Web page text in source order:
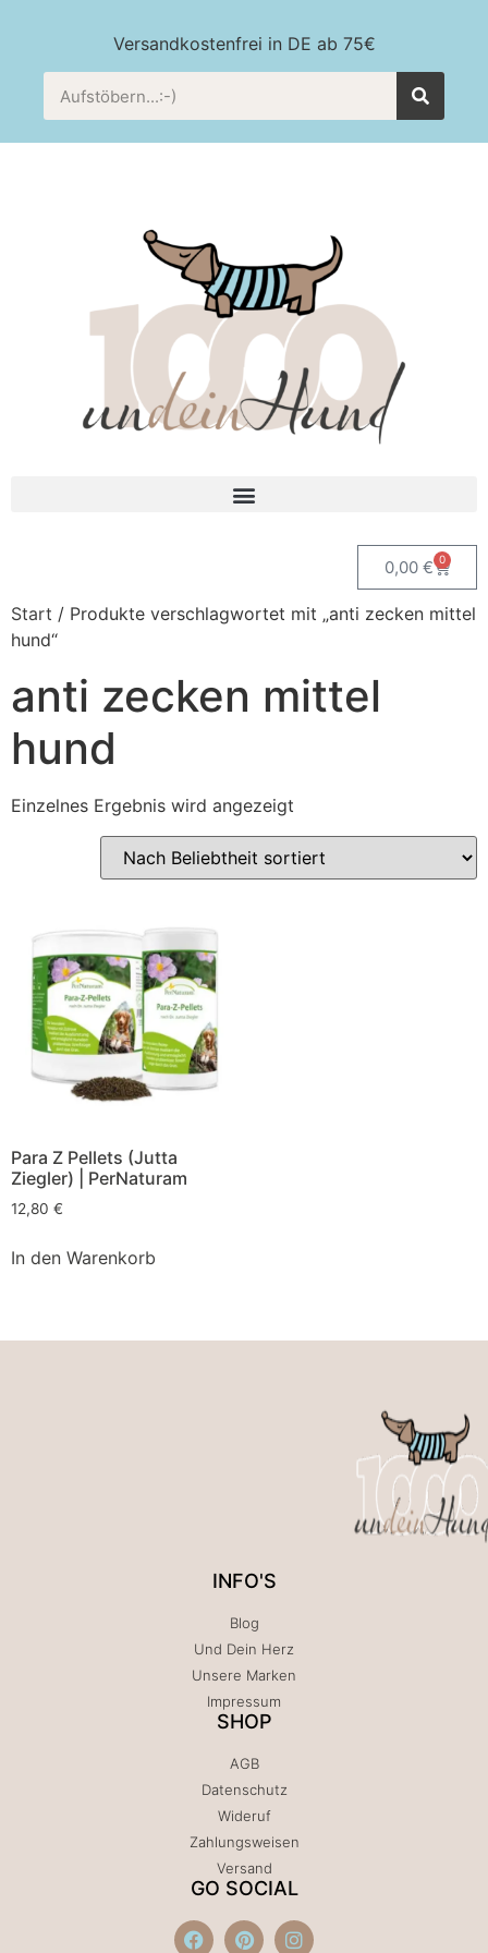
Versandkostenfrei in DE ab 75€
0,00 € 0
Start / Produkte verschlagwortet mit „anti zecken mittel
hund“
anti zecken mittel
hund
Einzelnes Ergebnis wird angezeigt
Para Z Pellets (Jutta
Ziegler) | PerNaturam
12,80 €
In den Warenkorb
INFO'S
Blog
Und Dein Herz
Unsere Marken
Impressum
SHOP
AGB
Datenschutz
Wideruf
Zahlungsweisen
Versand
GO SOCIAL